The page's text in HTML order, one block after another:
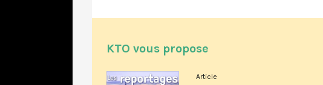
KTO vous propose
Article